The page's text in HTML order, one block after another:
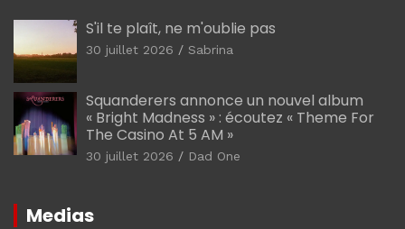
S'il te plaît, ne m'oublie pas
30 juillet 2026 Sabrina
Squanderers annonce un nouvel album
« Bright Madness » : écoutez « Theme For
The Casino At 5 AM »
30 juillet 2026 Dad One
Medias